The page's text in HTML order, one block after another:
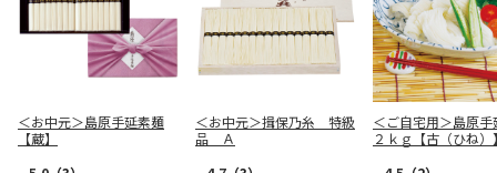
＜お中元＞島原手延素麺
【蔵】
＜お中元＞揖保乃糸 特級
品 Ａ
＜ご自宅用＞島原手
２ｋｇ【古（ひね）